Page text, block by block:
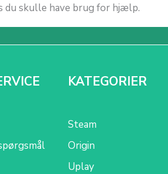
du skulle have brug for hjælp.
KATEGORIER
Steam
Origin
Uplay